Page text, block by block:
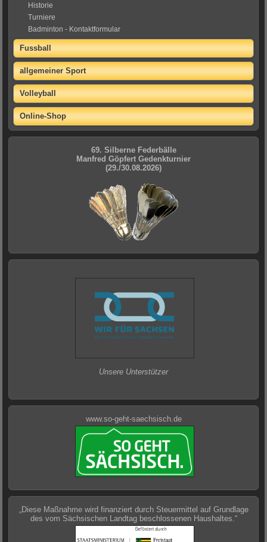
Historie
Turniere
Badminton - Kontaktformular
Fussball
allgemeiner Sport
Volleyball
Online-Shop
69. Silberne Federbälle
Manfred Göpfert Gedenkturnier
(29./30.08.2026)
Unsere Unterstützer
www.so-geht-saechsisch.de
„Diese Maßnahme wird finanziert durch Steuermittel auf Grundlage
des vom Sächsischen Landtag beschlossenen Haushaltes.“